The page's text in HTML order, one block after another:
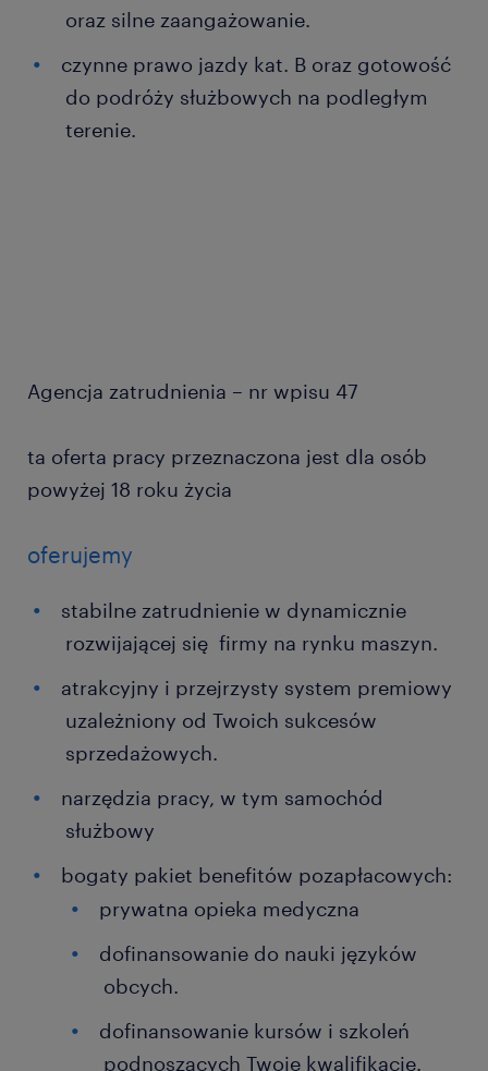
oraz silne zaangażowanie.
czynne prawo jazdy kat. B oraz gotowość
do podróży służbowych na podległym
terenie.
Agencja zatrudnienia – nr wpisu 47
ta oferta pracy przeznaczona jest dla osób
powyżej 18 roku życia
oferujemy
stabilne zatrudnienie w dynamicznie
rozwijającej się firmy na rynku maszyn.
atrakcyjny i przejrzysty system premiowy
uzależniony od Twoich sukcesów
sprzedażowych.
narzędzia pracy, w tym samochód
służbowy
bogaty pakiet benefitów pozapłacowych:
prywatna opieka medyczna
dofinansowanie do nauki języków
obcych.
dofinansowanie kursów i szkoleń
podnoszących Twoje kwalifikacje.